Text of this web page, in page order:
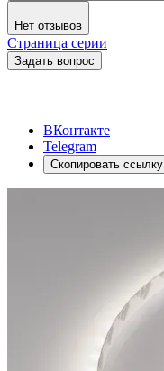
Нет отзывов
Страница серии
Задать вопрос
ВКонтакте
Telegram
Скопировать ссылку